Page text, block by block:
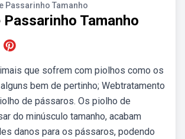
Passarinho Tamanho
Passarinho Tamanho
que sofrem com piolhos como os
bem de pertinho; Webtratamento
de pássaros. Os piolho de
do minúsculo tamanho, acabam
danos para os pássaros, podendo